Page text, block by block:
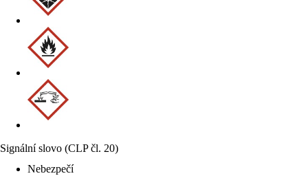
Signální slovo (CLP čl. 20)
Nebezpečí